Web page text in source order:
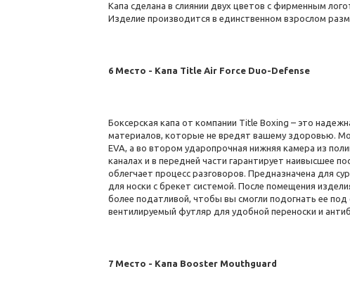
Капа сделана в слиянии двух цветов с фирменным
Изделие производится в единственном взрослом
6 Место - Капа Title Air Force Duo-Defense
Боксерская капа от компании Title Boxing – это
материалов, которые не вредят вашему здоровью.
EVA, а во втором ударопрочная нижняя камера из
каналах и в передней части гарантирует наивысшее
облегчает процесс разговоров. Предназначена для
для носки с брекет системой. После помещения
более податливой, чтобы вы смогли подогнать ее
вентилируемый футляр для удобной переноски и
7 Место - Капа Booster Mouthguard